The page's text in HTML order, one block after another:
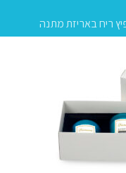
ריח באריזת מתנה
באריזת מתנה